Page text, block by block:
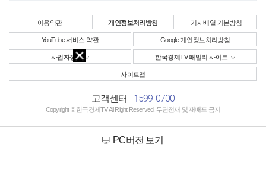
이용약관 개인정보처리방침 기사배열 기본방침
YouTube 서비스 약관 Google 개인정보처리방침
사업자정보 한국경제TV 패밀리 사이트
사이트맵
고객센터 1599-0700
Copyright © 한국경제TV All Right Reserved. 무단전재 및 재배포 금지
PC버전 보기